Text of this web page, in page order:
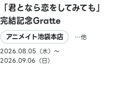
「君となら恋をしてみても」
完結記念Gratte
アニメイト池袋本店
…他
2026.08.05（水）〜
2026.09.06（日）